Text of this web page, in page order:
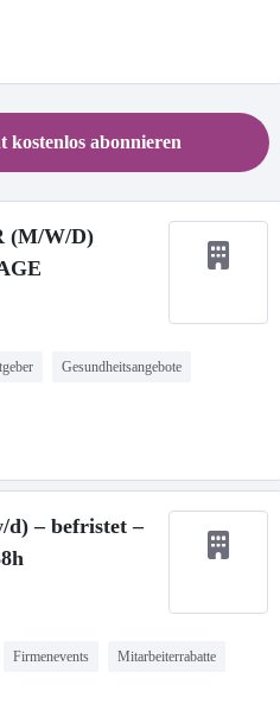
kostenlos abonnieren
(M/W/D)
Gesundheitsangebote
d) – befristet –
Firmenevents Mitarbeiterrabatte